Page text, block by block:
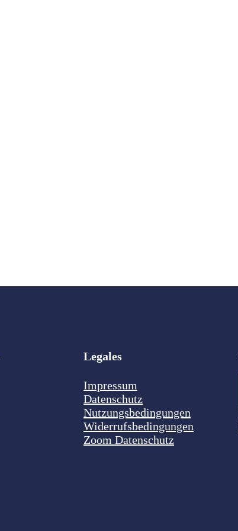
Legales
Impressum
Datenschutz
Nutzungsbedingungen
Widerrufsbedingungen
Zoom Datenschutz